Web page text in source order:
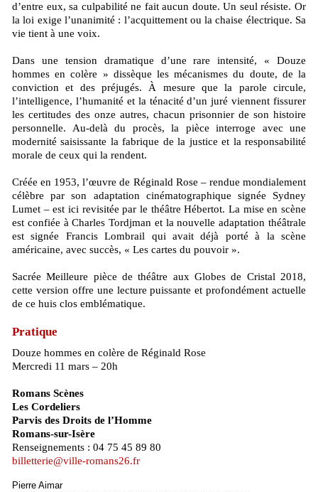
d’entre eux, sa culpabilité ne fait aucun doute. Un seul résiste. Or
la loi exige l’unanimité : l’acquittement ou la chaise électrique. Sa
vie tient à une voix.
Dans une tension dramatique d’une rare intensité, « Douze
hommes en colère » dissèque les mécanismes du doute, de la
conviction et des préjugés. À mesure que la parole circule,
l’intelligence, l’humanité et la ténacité d’un juré viennent fissurer
les certitudes des onze autres, chacun prisonnier de son histoire
personnelle. Au-delà du procès, la pièce interroge avec une
modernité saisissante la fabrique de la justice et la responsabilité
morale de ceux qui la rendent.
Créée en 1953, l’œuvre de Réginald Rose – rendue mondialement
célèbre par son adaptation cinématographique signée Sydney
Lumet – est ici revisitée par le théâtre Hébertot. La mise en scène
est confiée à Charles Tordjman et la nouvelle adaptation théâtrale
est signée Francis Lombrail qui avait déjà porté à la scène
américaine, avec succès, « Les cartes du pouvoir ».
Sacrée Meilleure pièce de théâtre aux Globes de Cristal 2018,
cette version offre une lecture puissante et profondément actuelle
de ce huis clos emblématique.
Pratique
Douze hommes en colère de Réginald Rose
Mercredi 11 mars – 20h
Romans Scènes
Les Cordeliers
Parvis des Droits de l’Homme
Romans-sur-Isère
Renseignements : 04 75 45 89 80
billetterie@ville-romans26.fr
Pierre Aimar